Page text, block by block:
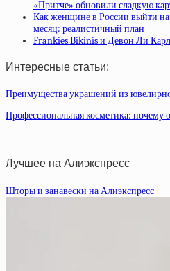
«Притче» обновили сладкую
Как женщине в России выйти на
месяц: реалистичный план
Frankies Bikinis и Девон Ли
Интересные статьи:
Преимущества украшений из
Профессиональная косметика: почему
Лучшее на Алиэкспресс
Шторы и занавески на Алиэкспресс